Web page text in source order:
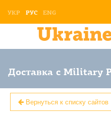
УКР РУС ENG
Доставка с Military
Вернуться к списку сайтов